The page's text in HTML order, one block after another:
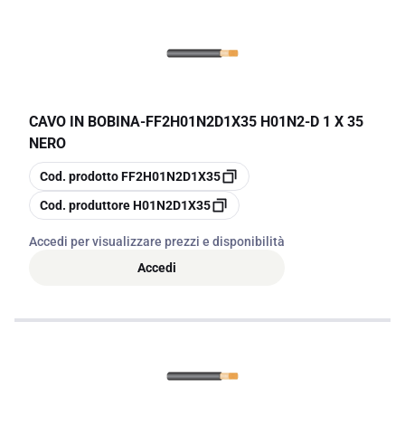
CAVO IN BOBINA-FF2H01N2D1X35 H01N2-D 1 X 35
NERO
copia
Cod. prodottoFF2H01N2D1X35
copia
Cod. produttoreH01N2D1X35
Accedi per visualizzare prezzi e disponibilità
Accedi